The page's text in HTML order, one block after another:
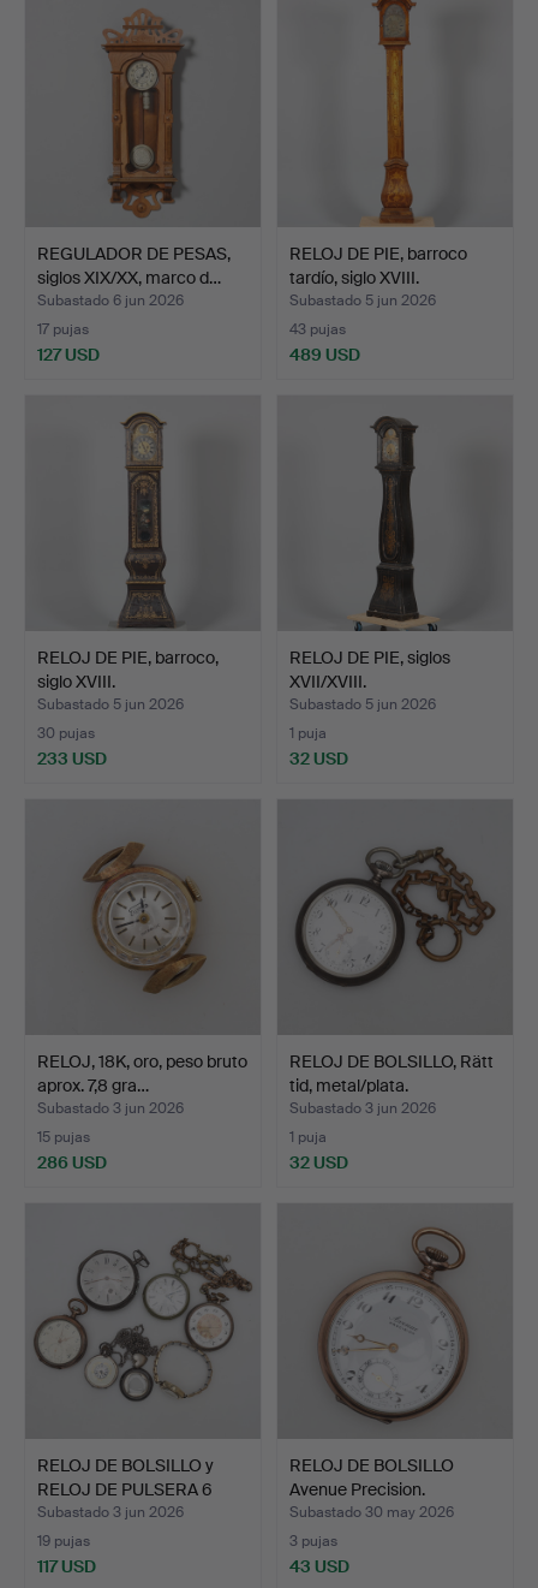
REGULADOR DE PESAS,
siglos XIX/XX, marco d…
Subastado 6 jun 2026
17 pujas
127 USD
RELOJ DE PIE, barroco
tardío, siglo XVIII.
Subastado 5 jun 2026
43 pujas
489 USD
RELOJ DE PIE, barroco,
siglo XVIII.
Subastado 5 jun 2026
30 pujas
233 USD
RELOJ DE PIE, siglos
XVII/XVIII.
Subastado 5 jun 2026
1 puja
32 USD
RELOJ, 18K, oro, peso bruto
aprox. 7,8 gra…
Subastado 3 jun 2026
15 pujas
286 USD
RELOJ DE BOLSILLO, Rätt
tid, metal/plata.
Subastado 3 jun 2026
1 puja
32 USD
RELOJ DE BOLSILLO y
RELOJ DE PULSERA 6
pie…
Subastado 3 jun 2026
19 pujas
117 USD
RELOJ DE BOLSILLO
Avenue Precision.
Subastado 30 may 2026
3 pujas
43 USD